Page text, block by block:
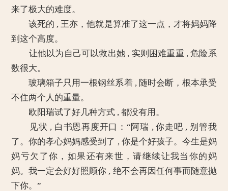
来了极大的难度。
该死的 , 王亦，他就是算准了这一点，才将妈妈降
到这个高度。
让他以为自己可以救出她 , 实则困难重重 , 危险系
数很大。
玻璃箱子只用一根钢丝系着 , 随时会断，根本承受
不住两个人的重量。
欧阳瑞试了好几种方式 , 都没有用。
见状 , 白书恩再度开口：“阿瑞 , 你走吧 , 别管我
了。你的孝心妈妈感受到了 , 你是个好孩子。今生是妈
妈亏欠了你，如果还有来世，请继续让我当你的妈
妈。我一定会好好照顾你 , 绝不会再因任何事而随意抛
下你。”